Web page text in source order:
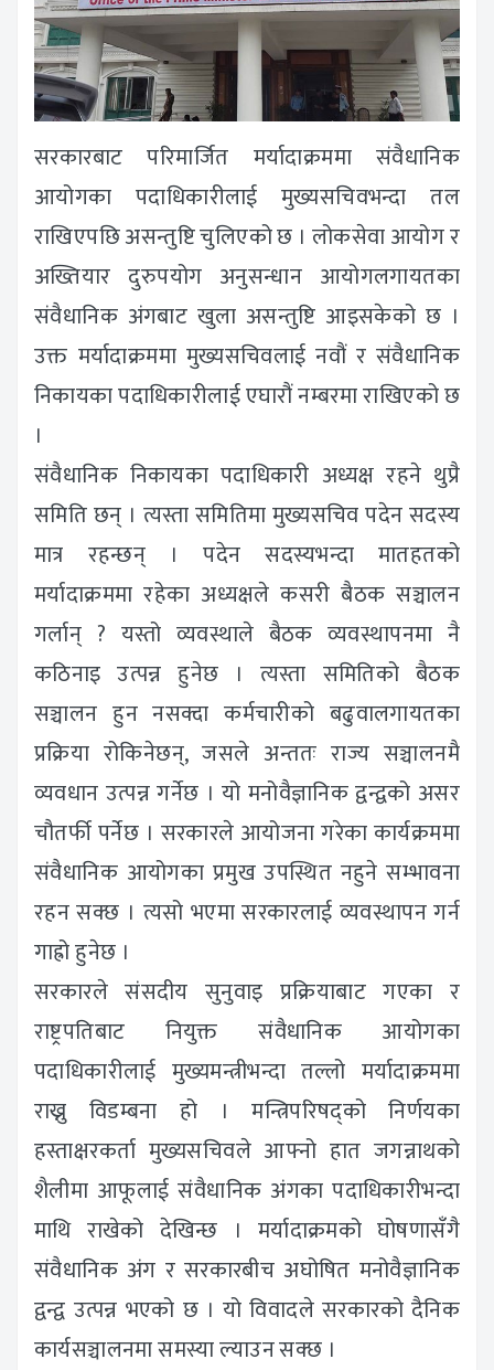
सरकारबाट परिमार्जित मर्यादाक्रममा संवैधानिक
आयोगका पदाधिकारीलाई मुख्यसचिवभन्दा तल
राखिएपछि असन्तुष्टि चुलिएको छ । लोकसेवा आयोग र
अख्तियार दुरुपयोग अनुसन्धान आयोगलगायतका
संवैधानिक अंगबाट खुला असन्तुष्टि आइसकेको छ ।
उक्त मर्यादाक्रममा मुख्यसचिवलाई नवौं र संवैधानिक
निकायका पदाधिकारीलाई एघारौं नम्बरमा राखिएको छ
।
संवैधानिक निकायका पदाधिकारी अध्यक्ष रहने थुप्रै
समिति छन् । त्यस्ता समितिमा मुख्यसचिव पदेन सदस्य
मात्र रहन्छन् । पदेन सदस्यभन्दा मातहतको
मर्यादाक्रममा रहेका अध्यक्षले कसरी बैठक सञ्चालन
गर्लान् ? यस्तो व्यवस्थाले बैठक व्यवस्थापनमा नै
कठिनाइ उत्पन्न हुनेछ । त्यस्ता समितिको बैठक
सञ्चालन हुन नसक्दा कर्मचारीको बढुवालगायतका
प्रक्रिया रोकिनेछन्, जसले अन्ततः राज्य सञ्चालनमै
व्यवधान उत्पन्न गर्नेछ । यो मनोवैज्ञानिक द्वन्द्वको असर
चौतर्फी पर्नेछ । सरकारले आयोजना गरेका कार्यक्रममा
संवैधानिक आयोगका प्रमुख उपस्थित नहुने सम्भावना
रहन सक्छ । त्यसो भएमा सरकारलाई व्यवस्थापन गर्न
गाह्रो हुनेछ ।
सरकारले संसदीय सुनुवाइ प्रक्रियाबाट गएका र
राष्ट्रपतिबाट नियुक्त संवैधानिक आयोगका
पदाधिकारीलाई मुख्यमन्त्रीभन्दा तल्लो मर्यादाक्रममा
राख्नु विडम्बना हो । मन्त्रिपरिषद्को निर्णयका
हस्ताक्षरकर्ता मुख्यसचिवले आफ्नो हात जगन्नाथको
शैलीमा आफूलाई संवैधानिक अंगका पदाधिकारीभन्दा
माथि राखेको देखिन्छ । मर्यादाक्रमको घोषणासँगै
संवैधानिक अंग र सरकारबीच अघोषित मनोवैज्ञानिक
द्वन्द्व उत्पन्न भएको छ । यो विवादले सरकारको दैनिक
कार्यसञ्चालनमा समस्या ल्याउन सक्छ ।